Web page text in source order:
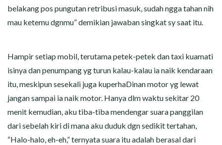
belakang pos pungutan retribusi masuk, sudah ngga tahan nih
mau ketemu dgnmu” demikian jawaban singkat sy saat itu.
Hampir setiap mobil, terutama petek-petek dan taxi kuamati
isinya dan penumpang yg turun kalau-kalau ia naik kendaraan
itu, meskipun sesekali juga kuperhaDinan motor yg lewat
jangan sampai ia naik motor. Hanya dlm waktu sekitar 20
menit kemudian, aku tiba-tiba mendengar suara panggilan
dari sebelah kiri di mana aku duduk dgn sedikit tertahan,
“Halo-halo, eh-eh,” ternyata suara itu adalah berasal dari